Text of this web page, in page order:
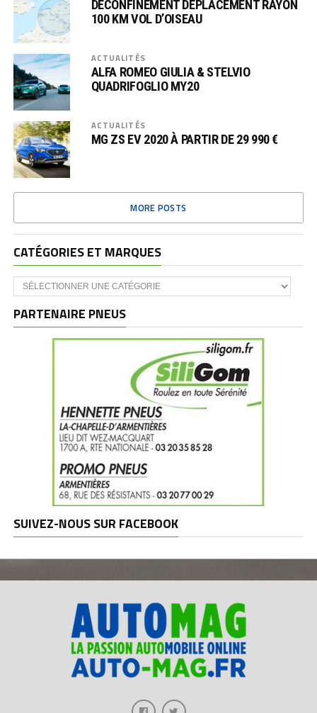
DÉCONFINEMENT DÉPLACEMENT RAYON
100 KM VOL D’OISEAU
ACTUALITÉS
ALFA ROMEO GIULIA & STELVIO
QUADRIFOGLIO MY20
ACTUALITÉS
MG ZS EV 2020 À PARTIR DE 29 990 €
MORE POSTS
CATÉGORIES ET MARQUES
Catégories
et
PARTENAIRE PNEUS
SUIVEZ-NOUS SUR FACEBOOK